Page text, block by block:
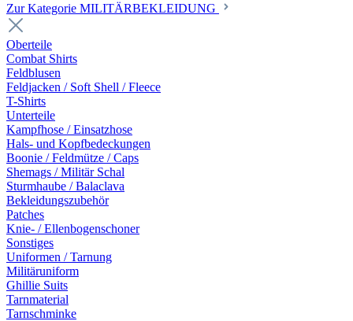
Zur Kategorie MILITÄRBEKLEIDUNG
Oberteile
Combat Shirts
Feldblusen
Feldjacken / Soft Shell / Fleece
T-Shirts
Unterteile
Kampfhose / Einsatzhose
Hals- und Kopfbedeckungen
Boonie / Feldmütze / Caps
Shemags / Militär Schal
Sturmhaube / Balaclava
Bekleidungszubehör
Patches
Knie- / Ellenbogenschoner
Sonstiges
Uniformen / Tarnung
Militäruniform
Ghillie Suits
Tarnmaterial
Tarnschminke